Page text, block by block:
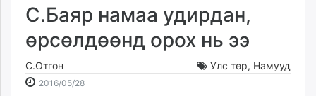
Төрийн
Нийслэлийн
dorgio.mn
Gogo.mn
С.Баяр намаа удирдан,
өрсөлдөөнд орох нь ээ
С.Отгон Улс төр, Намууд
2016/05/282016-
2026-